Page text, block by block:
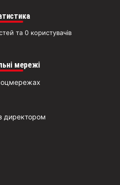
та 0 користувачів
мережі
директором